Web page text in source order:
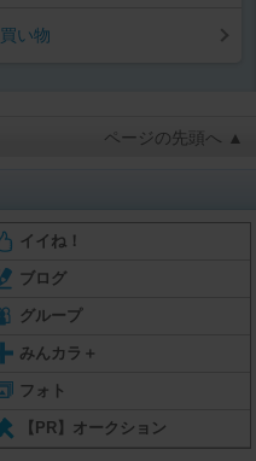
買い物
ページの先頭へ ▲
イイね！
ブログ
グループ
みんカラ＋
フォト
【PR】オークション